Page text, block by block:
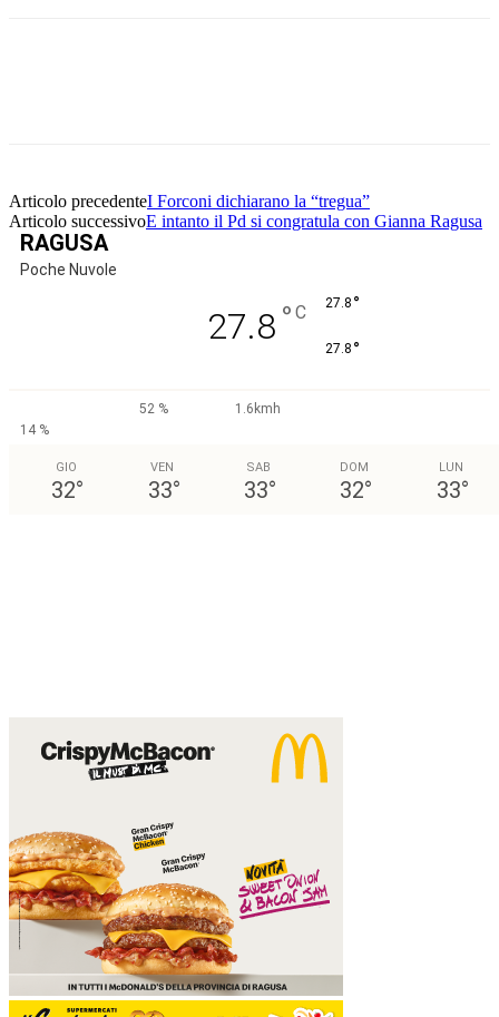
Articolo precedenteI Forconi dichiarano la “tregua”
Articolo successivoE intanto il Pd si congratula con Gianna Ragusa
RAGUSA
Poche Nuvole
27.8 ° C 27.8 °
27.8 °
52 %
1.6kmh
14 %
GIO
32°
VEN
33°
SAB
33°
DOM
32°
LUN
33°